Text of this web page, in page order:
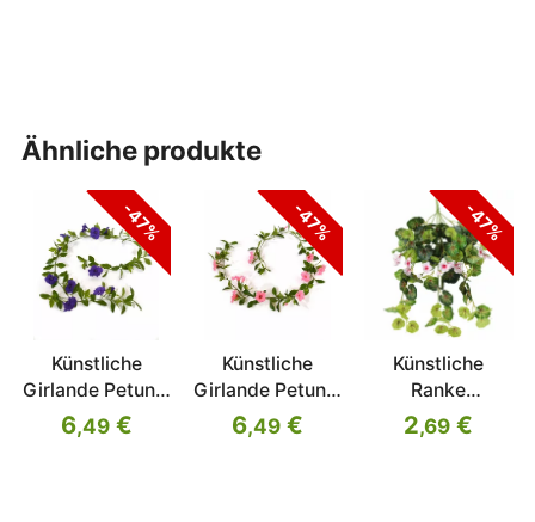
ähnliche produkte
-47%
Künstliche
Girlande Petunie
lila 180 cm
6,49€
-47%
Künstliche
Girlande Petunie
rosa 180 cm
6,49€
-47%
Künstliche
Ranke
Muskatnuss rosa
60 cm
2,69 €